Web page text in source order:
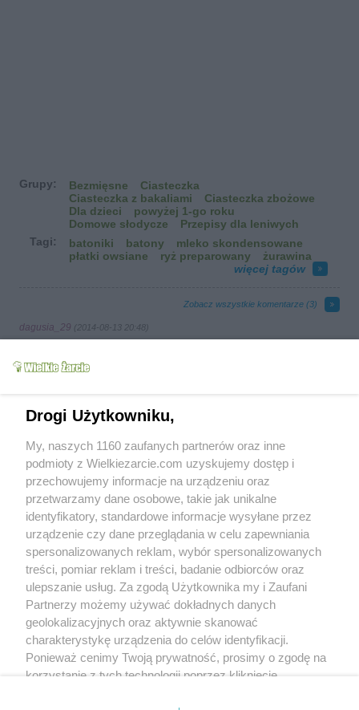
Grupy: Bezmięsne
Ciasteczka
Ciasteczka z bakaliami
Ciasteczka zbożowe
Dla dzieci
powyżej 1-go roku
Domowe słodycze
Przepisy dla leniwych
Tagi:
batoniki batony
mleko skondensowane
płatki owsiane
ryż preparowany
żurawina
więcej tagów
Zobacz wszystkie komentarze (3)
dagusia_29 (2014-08-13 20:48)
ma być gotowane??
Nie, nie! Mleko skondensowane (lejące się),
ale nie masa kajmakowa. Mleko "oblepi"
pysznie
Marcin_Bok (2021-05-07 15:35)
Nie widzę za wielu opinii o przepisie, a wydaje
się ciekawy. Według mnie bardzo fajny
przepis. Co do relacji białko / banan w mojej
opinii to też zależy w jakim celu
przygotowujemy sobie takie batoniki fit. Przy
treningach warto może właśnie więcej białka
dodać. Z kolei czekolada odpada jak ma być
fit, ale co kto lubi.
--
Blog:Kasa Stefczyka: pożyczka Fit - opinia
Kasa Stefczyka i Pożyczka Fit - Czy warto?
Drogi Użytkowniku,
My, naszych 1160 zaufanych partnerów oraz inne
podmioty z Wielkiezarcie.com uzyskujemy dostęp i
przechowujemy informacje na urządzeniu oraz
przetwarzamy dane osobowe, takie jak unikalne
identyfikatory, standardowe informacje wysyłane przez
urządzenie czy dane przeglądania w celu zapewniania
spersonalizowanych reklam, wybór spersonalizowanych
treści, pomiar reklam i treści, badanie odbiorców oraz
ulepszanie usług. Za zgodą Użytkownika my i Zaufani
Partnerzy możemy używać dokładnych danych
geolokalizacyjnych oraz aktywnie skanować
charakterystykę urządzenia do celów identyfikacji.
Ponieważ cenimy Twoją prywatność, prosimy o zgodę na
korzystanie z tych technologii poprzez kliknięcie